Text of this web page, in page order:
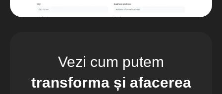
Vezi cum putem
transforma și afacerea